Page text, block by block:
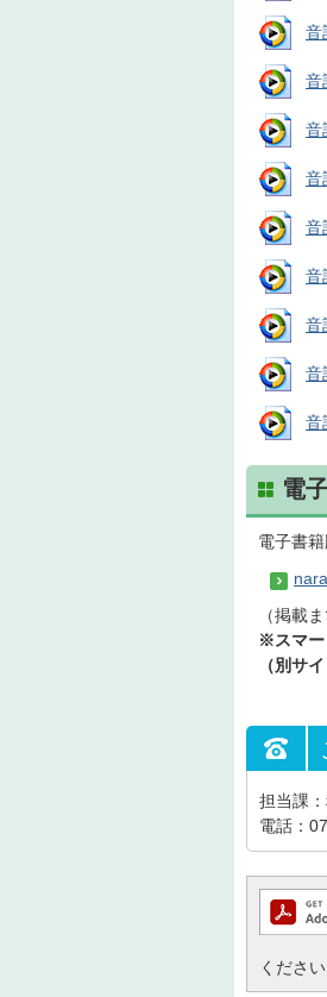
音
音
音
音
音
音
音
音
音
電
電子書
（掲載
※スマー
（別サ
担当課
電話：
ください